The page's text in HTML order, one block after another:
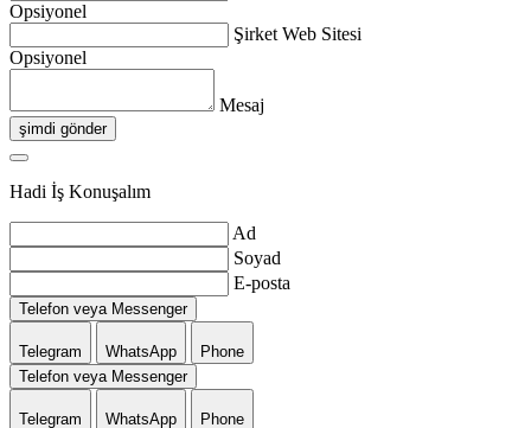
Opsiyonel
Şirket Web Sitesi
Opsiyonel
Mesaj
şimdi gönder
Hadi İş Konuşalım
Ad
Soyad
E-posta
Telefon veya Messenger
Telegram WhatsApp
Phone
Telefon veya Messenger
Telegram WhatsApp Phone